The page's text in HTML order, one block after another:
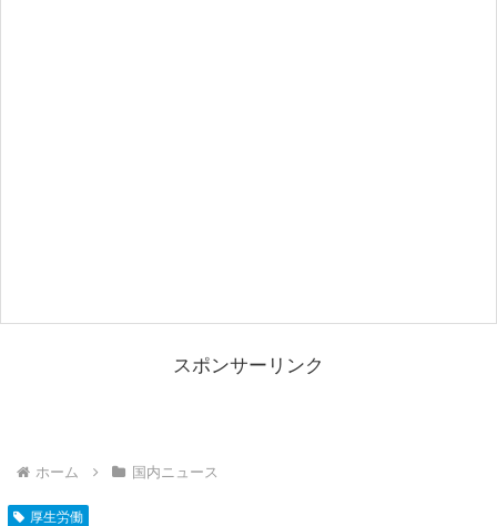
スポンサーリンク
ホーム 国内ニュース
厚生労働